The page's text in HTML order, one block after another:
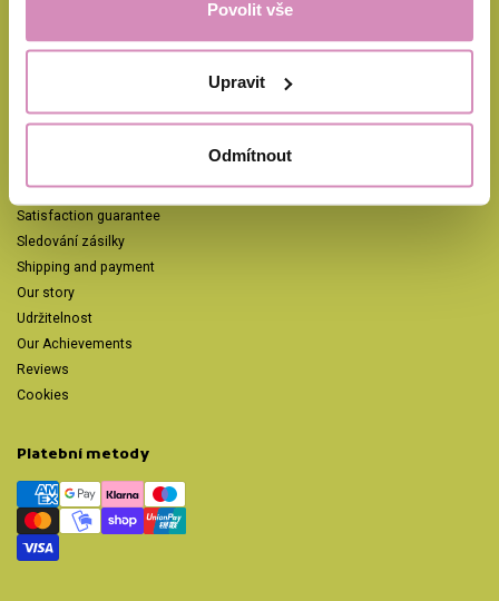
Povolit vše
Upravit
Odmítnout
9 most common laundry problems
How to wash home textiles so they look like new
Complaints and Returns
Satisfaction guarantee
Sledování zásilky
Shipping and payment
Our story
Udržitelnost
Our Achievements
Reviews
Cookies
Platební metody